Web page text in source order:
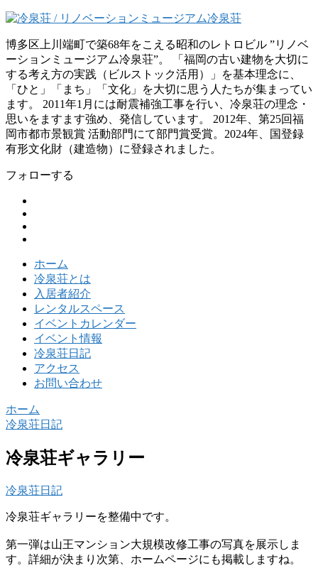
博多区上川端町で築68年をこえる昭和のレトロビル ”リノベ
ーションミュージアム冷泉荘”。 「福岡の古い建物を大切に
する考え方の実践（ビルストック活用）」を基本理念に、
「ひと」「まち」「文化」を大切に思う人たちが集まってい
ます。 2011年1月には耐震補強工事を行い、冷泉荘の理念・
思いをますます強め、発信しています。 2012年、第25回福
岡市都市景観賞 活動部門にて部門賞受賞。2024年、国登録
有形文化財（建造物）に登録されました。
フォローする
ホーム
冷泉荘とは
入居者紹介
レンタルスペース
イベントカレンダー
イベント情報
冷泉荘日記
アクセス
お問い合わせ
ホーム
冷泉荘日記
冷泉荘ギャラリー
冷泉荘日記
冷泉荘ギャラリーを整備中です。
第一弾は山王マンション大規模改修工事の写真を展示しま
す。詳細が決まり次第、ホームページにも掲載しますね。